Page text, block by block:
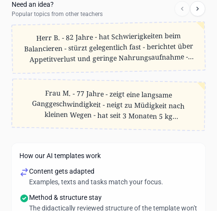
Need an idea?
Popular topics from other teachers
Herr B. - 82 Jahre - hat Schwierigkeiten beim
Balancieren - stürzt gelegentlich fast - berichtet über
Appetitverlust und geringe Nahrungsaufnahme -
Hinweis: Balancierprobleme und Beinahe-Stürze
deuten auf Sturzrisiko hin - Appetitverlust und
geringe Nahrungsaufnahme zeigen ein erhöhtes
Ernährungsrisiko.
Frau M. - 77 Jahre - zeigt eine langsame
Ganggeschwindigkeit - neigt zu Müdigkeit nach
kleinen Wegen - hat seit 3 Monaten 5 kg
Körpergewicht verloren - Hinweis: Langsamer Gang
und Müdigkeit steigern das Sturzrisiko - signifikanter
How our AI templates work
Content gets adapted
Examples, texts and tasks match your focus.
Method & structure stay
The didactically reviewed structure of the template won't